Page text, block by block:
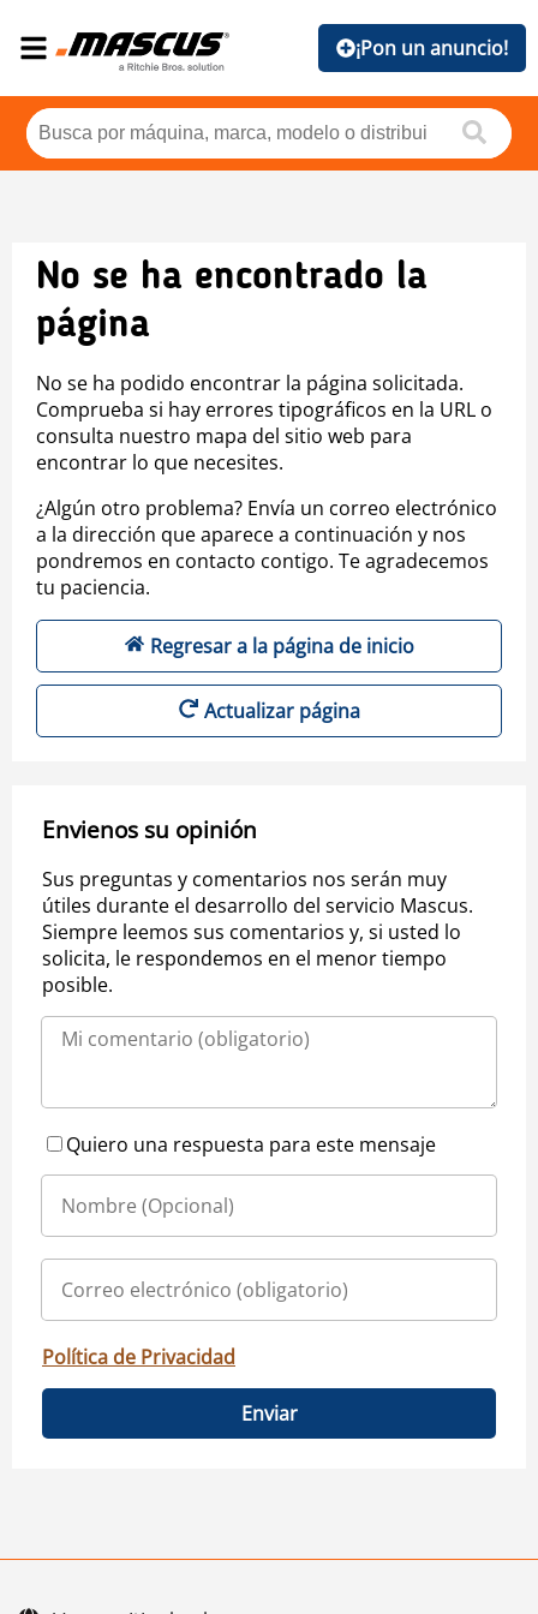
¡Pon un anuncio!
No se ha encontrado la
página
No se ha podido encontrar la página solicitada.
Comprueba si hay errores tipográficos en la URL o
consulta nuestro mapa del sitio web para
encontrar lo que necesites.
¿Algún otro problema? Envía un correo electrónico
a la dirección que aparece a continuación y nos
pondremos en contacto contigo. Te agradecemos
tu paciencia.
Regresar a la página de inicio
Actualizar página
Envienos su opinión
Sus preguntas y comentarios nos serán muy
útiles durante el desarrollo del servicio Mascus.
Siempre leemos sus comentarios y, si usted lo
solicita, le respondemos en el menor tiempo
posible.
Quiero una respuesta para este mensaje
Política de Privacidad
Enviar